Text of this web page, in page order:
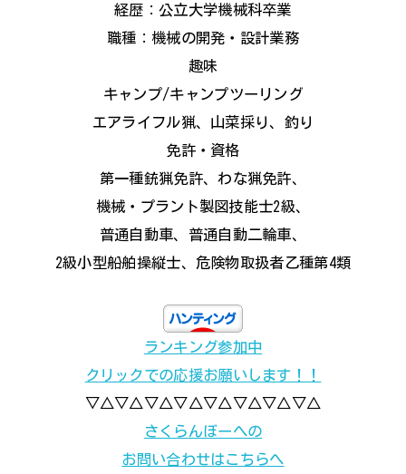
経歴：公立大学機械科卒業
職種：機械の開発・設計業務
趣味
キャンプ/キャンプツーリング
エアライフル猟、山菜採り、釣り
免許・資格
第一種銃猟免許、わな猟免許、
機械・プラント製図技能士2級、
普通自動車、普通自動二輪車、
2級小型船舶操縦士、危険物取扱者乙種第4類
ランキング参加中
クリックでの応援お願いします！！
▽△▽△▽△▽△▽△▽△▽△▽△
さくらんぼーへの
お問い合わせはこちらへ